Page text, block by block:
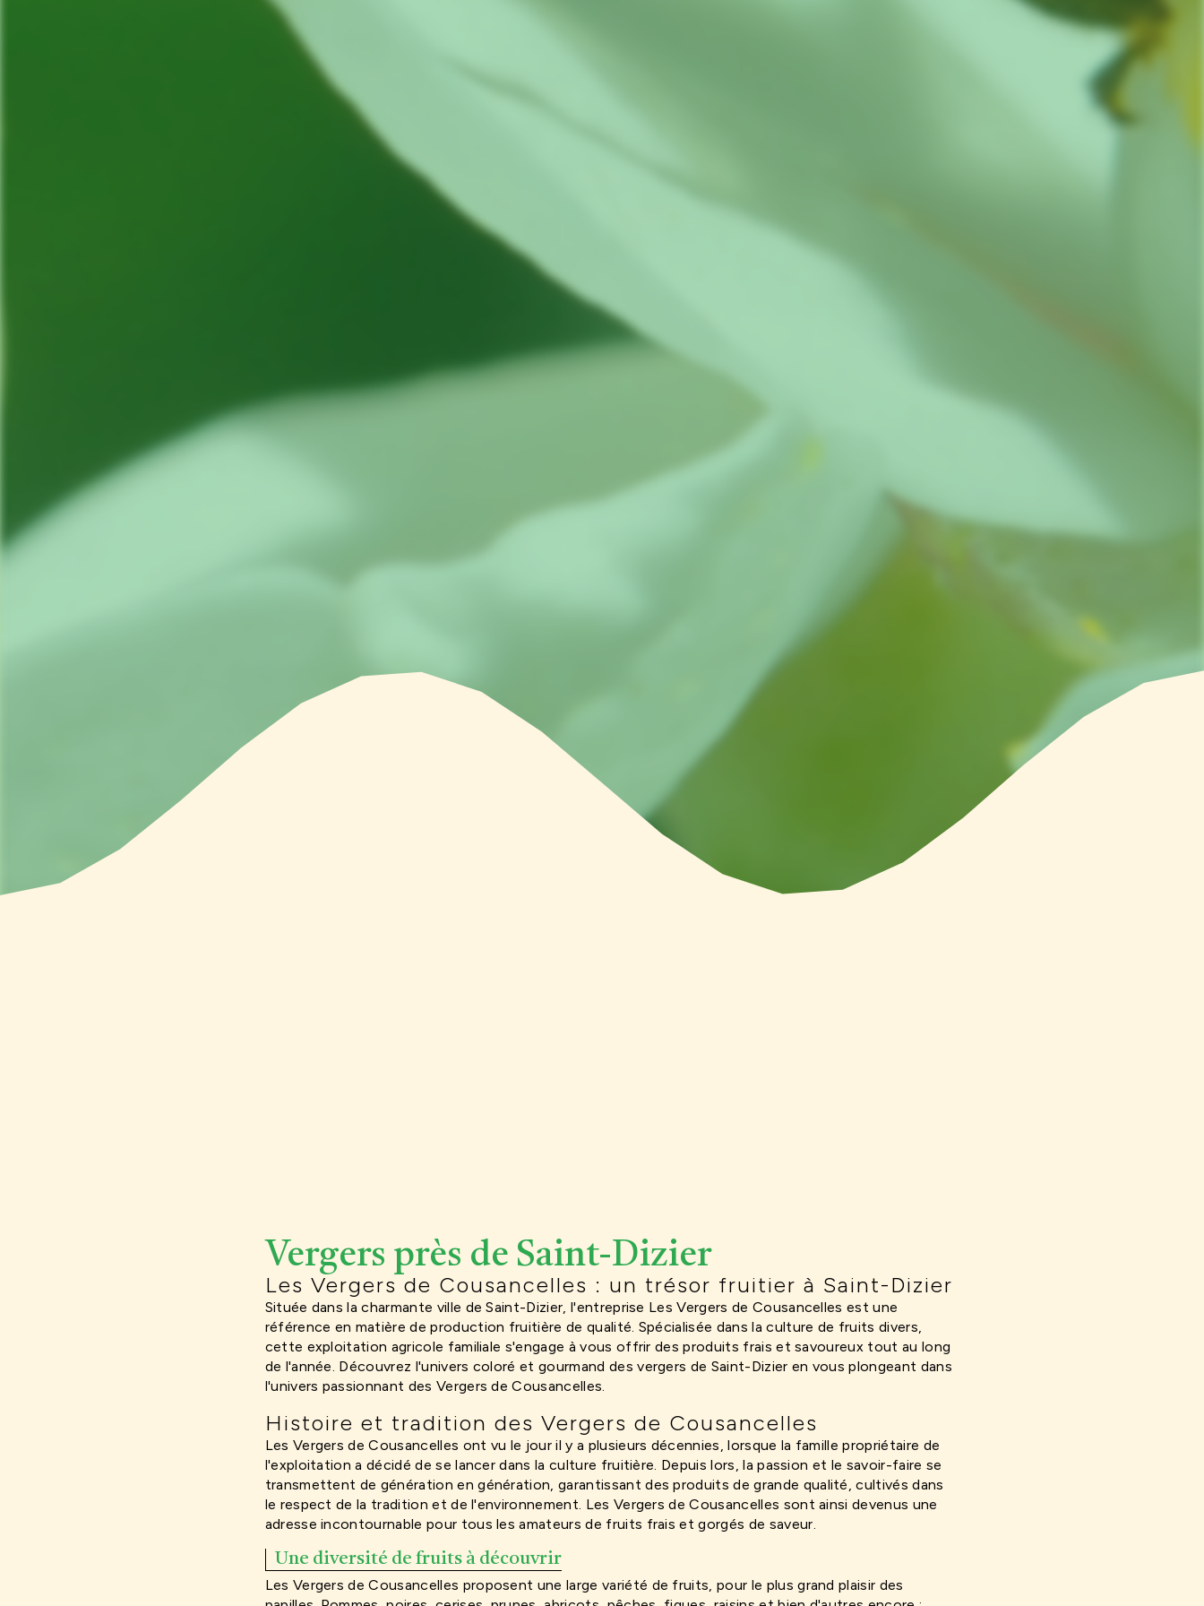
Vergers près de Saint-Dizier
Les Vergers de Cousancelles : un trésor fruitier à Saint-Dizier
Située dans la charmante ville de Saint-Dizier, l'entreprise Les Vergers de Cousancelles est une
référence en matière de production fruitière de qualité. Spécialisée dans la culture de fruits divers,
cette exploitation agricole familiale s'engage à vous offrir des produits frais et savoureux tout au long
de l'année. Découvrez l'univers coloré et gourmand des vergers de Saint-Dizier en vous plongeant dans
l'univers passionnant des Vergers de Cousancelles.
Histoire et tradition des Vergers de Cousancelles
Les Vergers de Cousancelles ont vu le jour il y a plusieurs décennies, lorsque la famille propriétaire de
l'exploitation a décidé de se lancer dans la culture fruitière. Depuis lors, la passion et le savoir-faire se
transmettent de génération en génération, garantissant des produits de grande qualité, cultivés dans
le respect de la tradition et de l'environnement. Les Vergers de Cousancelles sont ainsi devenus une
adresse incontournable pour tous les amateurs de fruits frais et gorgés de saveur.
Une diversité de fruits à découvrir
Les Vergers de Cousancelles proposent une large variété de fruits, pour le plus grand plaisir des